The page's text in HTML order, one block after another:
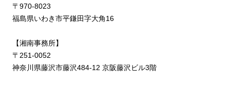
〒970-8023
福島県いわき市平鎌田字大角16
【湘南事務所】
〒251-0052
神奈川県藤沢市藤沢484-12 京阪藤沢ビル3階